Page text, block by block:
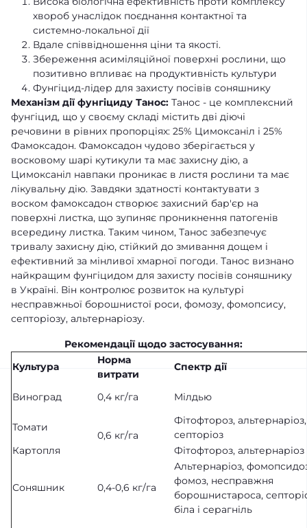
хвороб унаслідок поєднання контактної та
системно-локальної дії
Вдале співвідношення ціни та якості.
Збереження асиміляційної поверхні рослини, що
позитивно впливає на продуктивність культури
Фунгіцид-лідер для захисту посівів соняшнику
Механізм дії фунгіциду Танос: Танос - це комплексний
фунгіцид, що у своєму складі містить дві діючі
речовини в рівних пропорціях: 25% Цимоксаніл і 25%
Фамоксадон. Фамоксадон чудово зберігається у
восковому шарі кутикули та має захисну дію, а
Цимоксаніл навпаки проникає в листя рослини та має
лікувальну дію. Завдяки здатності контактувати з
воском фамоксадон створює захисний бар'єр на
поверхні листка, що зупиняє проникнення патогенів
всередину листка. Таким чином, Танос забезпечує
тривалу захисну дію, стійкий до змивання дощем і
ефективний за мінливої хмарної погоди. Танос визнано
найкращим фунгіцидом для захисту посівів соняшнику
в Україні. Він контролює розвиток на культурі
несправжньої борошнистої роси, фомозу, фомопсису,
септоріозу, альтернаріозу.
Рекомендації щодо застосування:
Культура
Норма
витрати
Спектр дії
Виноград 0,4 кг/га Мілдью
Томати
0,6 кг/га
Фітофтороз, альтернаріоз,
септоріоз
Картопля
Фітофтороз, альтернаріоз
Соняшник 0,4-0,6 кг/га
Альтернаріоз,
фомоз, несправжня
борошнистароса,
біла і серагніль